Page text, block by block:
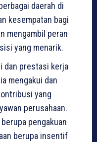
daerah di
kesempatan bagi
mengambil peran
yang menarik.
dan prestasi kerja
mengakui dan
yang
perusahaan.
pengakuan
berupa insentif